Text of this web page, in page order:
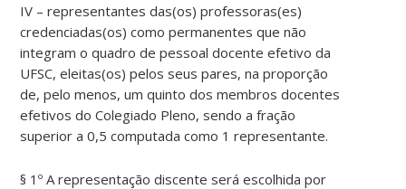
IV – representantes das(os) professoras(es)
credenciadas(os) como permanentes que não
integram o quadro de pessoal docente efetivo da
UFSC, eleitas(os) pelos seus pares, na proporção
de, pelo menos, um quinto dos membros docentes
efetivos do Colegiado Pleno, sendo a fração
superior a 0,5 computada como 1 representante.
§ 1º A representação discente será escolhida por